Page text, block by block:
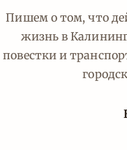
Пишем о том, что
жизнь в
повестки и